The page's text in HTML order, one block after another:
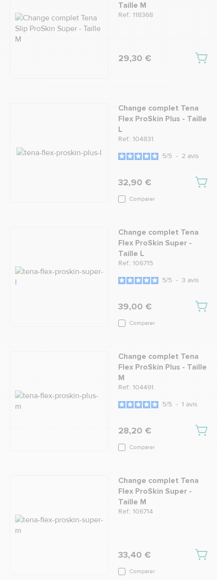
Taille M
Ref.: 118368
29,30 €
Change complet Tena
Flex ProSkin Plus - Taille
L
Ref.: 104831
5/5 - 2 avis
32,90 €
Comparer
Change complet Tena
Flex ProSkin Super -
Taille L
Ref.: 106715
5/5 - 3 avis
39,00 €
Comparer
Change complet Tena
Flex ProSkin Plus - Taille
M
Ref.: 104491
5/5 - 1 avis
28,20 €
Comparer
Change complet Tena
Flex ProSkin Super -
Taille M
Ref.: 106714
33,40 €
Comparer